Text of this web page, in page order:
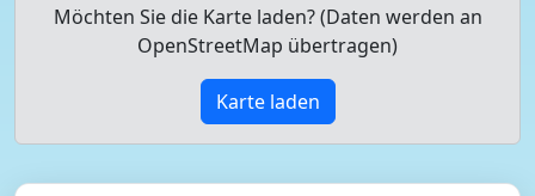
Möchten Sie die Karte laden? (Daten werden an
OpenStreetMap übertragen)
Karte laden